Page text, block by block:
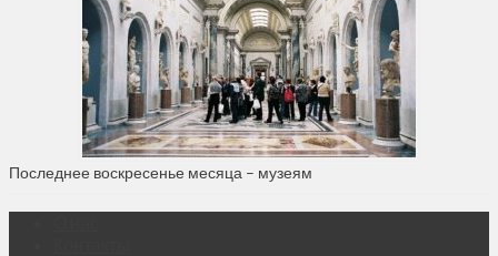
Последнее воскресенье месяца – музеям